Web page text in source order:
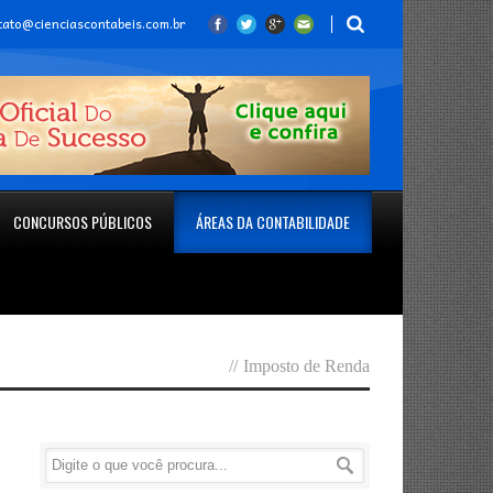
CONCURSOS PÚBLICOS ÁREAS DA CONTABILIDADE
// Imposto de Renda